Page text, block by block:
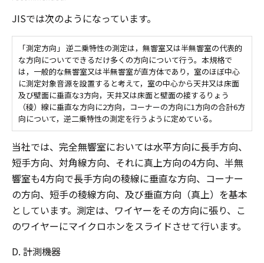
JISでは次のようになっています。
「測定方向」 逆二乗特性の測定は，無響室又は半無響室の代表的
な方向についてできるだけ多くの方向について行う。本規格で
は，一般的な無響室又は半無響室が直方体であり，室のほぼ中心
に測定対象音源を設置すると考えて，室の中心から天井又は床面
及び壁面に垂直な3方向，天井又は床面と壁面の接するりょう
（稜）線に垂直な方向に2方向，コーナーの方向に1方向の合計6方
向について，逆二乗特性の測定を行うように定めている。
当社では、完全無響室においては水平方向に長手方向、
短手方向、対角線方向、それに真上方向の4方向、半無
響室も4方向で長手方向の稜線に垂直な方向、コーナー
の方向、短手の稜線方向、及び垂直方向（真上）を基本
としています。測定は、ワイヤーをその方向に張り、こ
のワイヤーにマイクロホンをスライドさせて行います。
D. 計測機器